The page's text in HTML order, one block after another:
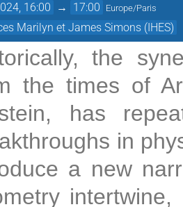
16:00 → 17:00 Europe/Paris
Marilyn et James Simons (IHES)
the
the times of
has
in
a new